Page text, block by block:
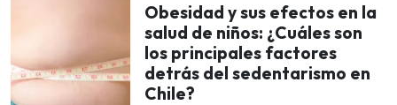
Obesidad y sus efectos en la
salud de niños: ¿Cuáles son
los principales factores
detrás del sedentarismo en
Chile?